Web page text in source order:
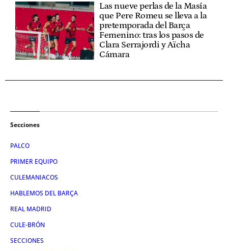
Las nueve perlas de la Masía
que Pere Romeu se lleva a la
pretemporada del Barça
Femenino: tras los pasos de
Clara Serrajordi y Aïcha
Cámara
Secciones
PALCO
PRIMER EQUIPO
CULEMANIACOS
HABLEMOS DEL BARÇA
REAL MADRID
CULE-BRÓN
SECCIONES